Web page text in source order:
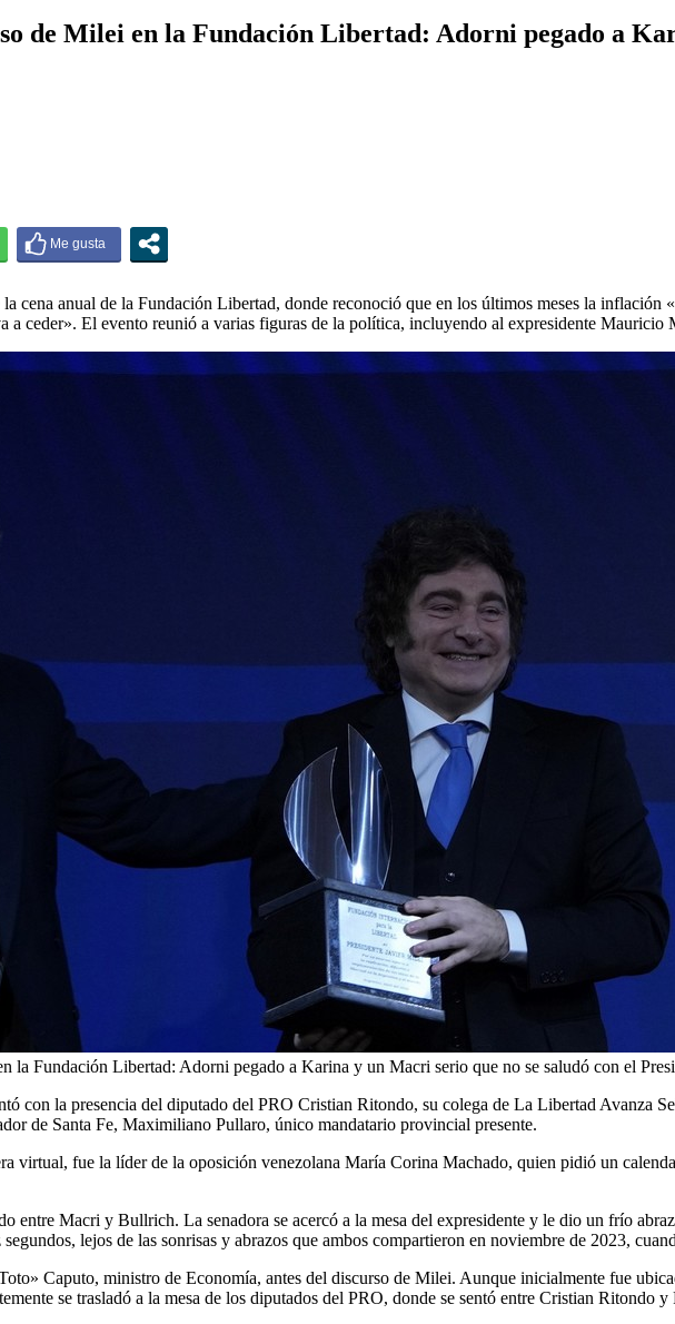
de Milei en la Fundación Libertad: Adorni pegado a
cena anual de la Fundación Libertad, donde reconoció que en los últimos meses la inflación
a ceder». El evento reunió a varias figuras de la política, incluyendo al expresidente Mauricio
la Fundación Libertad: Adorni pegado a Karina y un Macri serio que no se saludó con el
con la presencia del diputado del PRO Cristian Ritondo, su colega de La Libertad Avanza
de Santa Fe, Maximiliano Pullaro, único mandatario provincial presente.
virtual, fue la líder de la oposición venezolana María Corina Machado, quien pidió un
entre Macri y Bullrich. La senadora se acercó a la mesa del expresidente y le dio un frío
lejos de las sonrisas y abrazos que ambos compartieron en noviembre de 2023,
Caputo, ministro de Economía, antes del discurso de Milei. Aunque inicialmente fue
se trasladó a la mesa de los diputados del PRO, donde se sentó entre Cristian Ritondo